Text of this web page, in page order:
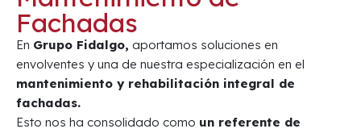
Fachadas
En Grupo Fidalgo, aportamos soluciones en
envolventes y una de nuestra especialización en el
mantenimiento y rehabilitación integral de
fachadas.
Esto nos ha consolidado como un referente de